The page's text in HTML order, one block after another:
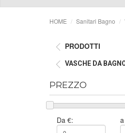
HOME Sanitari Bagno
PRODOTTI
VASCHE DA
PREZZO
Da €: